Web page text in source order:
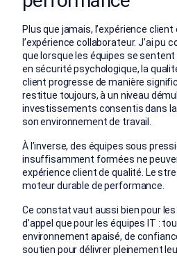
Plus que jamais, l’expérience
l’expérience collaborateur. J’ai
que lorsque les équipes se
en sécurité psychologique, la
client progresse de manière
restitue toujours, à un niveau
investissements consentis dans
son environnement de travail.
À l’inverse, des équipes sous
insuffisamment formées ne
expérience client de qualité. Le
moteur durable de performance.
Ce constat vaut aussi bien pour
d’appel que pour les équipes IT :
environnement apaisé, de
soutien pour délivrer pleinement